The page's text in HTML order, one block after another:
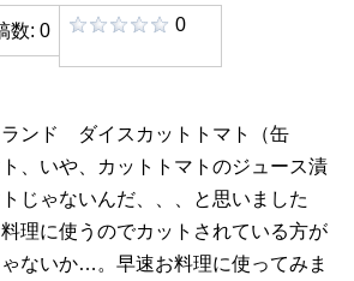
数: 0 0
ランド ダイスカットトマト（缶
、いや、カットトマトのジュース漬
じゃないんだ、、、と思いました
理に使うのでカットされている方が
ないか…。早速お料理に使ってみま